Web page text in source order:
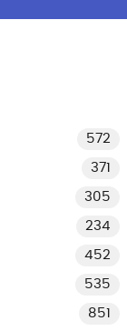
572
371
305
234
452
535
851